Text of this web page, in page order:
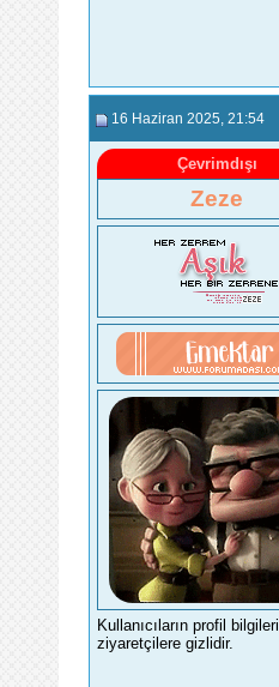
16 Haziran 2025 , 21:54
Çevrimdışı
Zeze
Kullanıcıların profil bilgileri
ziyaretçilere gizlidir.